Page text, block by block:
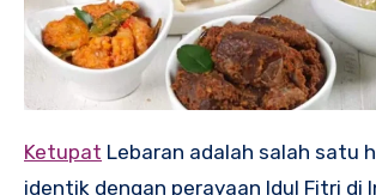
Ketupat Lebaran adalah salah satu
identik dengan perayaan Idul Fitri di